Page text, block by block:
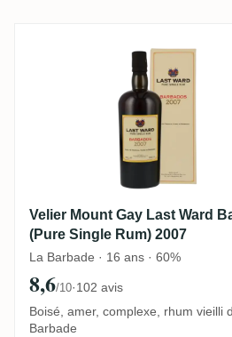
Velier Mount Gay
Velier Mount Gay Last Ward
(Pure Single Rum) 2007
La Barbade · 16 ans · 60%
8,6/10·102 avis
Boisé, amer, complexe, rhum vieilli
Barbade